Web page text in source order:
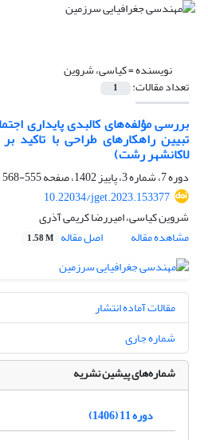
نویسنده =کیاسی، شروین
تعداد مقالات: 1
بررسی مؤلفه‌های کالبدی پایداری
تبیین راهکارهای طراحی با تاکید
لاکانشهر رشت)
دوره 7، شماره 3، پاییز 1402، صفحه
555-568
10.22034/jget.2023.153377
شروین کیاسی، امیررضا کریمی آذری
مشاهده مقاله
اصل مقاله 1.58 M
مقالات آماده انتشار
شماره جاری
شماره‌های پیشین نشریه
دوره 11 (1406)